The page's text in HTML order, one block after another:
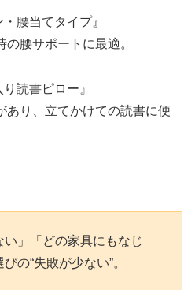
腰当てタイプ』
腰サポートに最適。
読書ピロー』
り、立てかけての読書に便
い」「どの家具にもなじ
の“失敗が少ない”。